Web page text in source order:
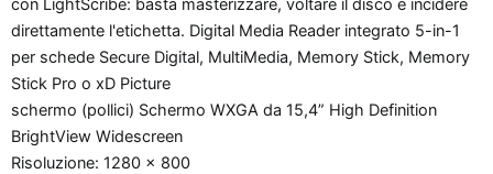
con LightScribe: basta masterizzare, voltare il disco e incidere
direttamente l'etichetta. Digital Media Reader integrato 5-in-1
per schede Secure Digital, MultiMedia, Memory Stick, Memory
Stick Pro o xD Picture
schermo (pollici) Schermo WXGA da 15,4” High Definition
BrightView Widescreen
Risoluzione: 1280 x 800